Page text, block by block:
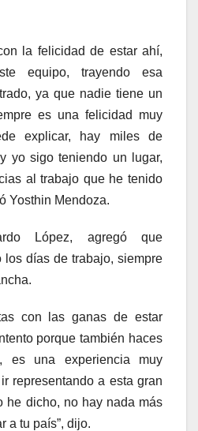
la felicidad de estar ahí,
equipo, trayendo esa
ya que nadie tiene un
es una felicidad muy
explicar, hay miles de
yo sigo teniendo un lugar,
al trabajo que he tenido
Yosthin Mendoza.
López, agregó que
los días de trabajo, siempre
con las ganas de estar
porque también haces
es una experiencia muy
representando a esta gran
he dicho, no hay nada más
a tu país”, dijo.